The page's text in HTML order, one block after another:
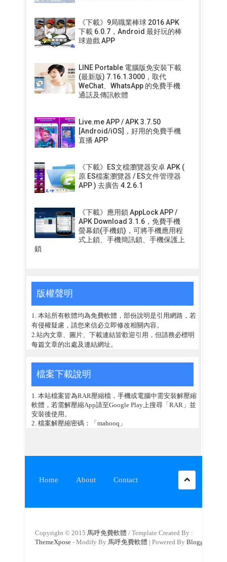
《下載》9局職業棒球 2016 APK
下載 6.0.7，Android 最好玩的棒
球遊戲 APP
LINE Portable 電腦版免安裝下載
(最新版) 7.16.1.3000，取代
WeChat、WhatsApp 的免費手機
通話及傳訊軟體
Live.me APP / APK 3.7.50
[Android/iOS]，好用的免費手機
直播 APP
《下載》ES文檔瀏覽器安卓 APK (
原 ES檔案瀏覽器 / ES文件管理器
APP ) 去廣告 4.2.6.1
《下載》應用鎖 AppLock APP /
APK Download 3.1.6，免費手機
螢幕鎖(手機鎖)，可將手機應用程
式上鎖、手機簡訊鎖、手機保護上
鎖
版權聲明
1. 本站所有軟體均為免費軟體，部份說明是引用網路，若
有侵權疑慮，請您來信必立即修改相關內容。
2.站內文章、圖片、下載連結皆歡迎引用，但請務必標明
每篇文章的出處及連結網址。
檔案下載說明
1. 本站檔案皆為RAR壓縮檔，手機或電腦中需安裝解壓縮
軟體，若需解壓縮App請至Google Play上搜尋「RAR」並
安裝後使用。
2. 檔案解壓縮密碼：「mahooq」
Home About Contact
Copyright © 2015 馬呼免費軟體 / Template Created By :
ThemeXpose - Modify By 馬呼免費軟體 | Powered By Blogger